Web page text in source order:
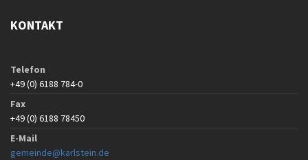
KONTAKT
Telefon
+49 (0) 6188 784-0
Fax
+49 (0) 6188 78450
E-Mail
gemeinde@karlstein.de